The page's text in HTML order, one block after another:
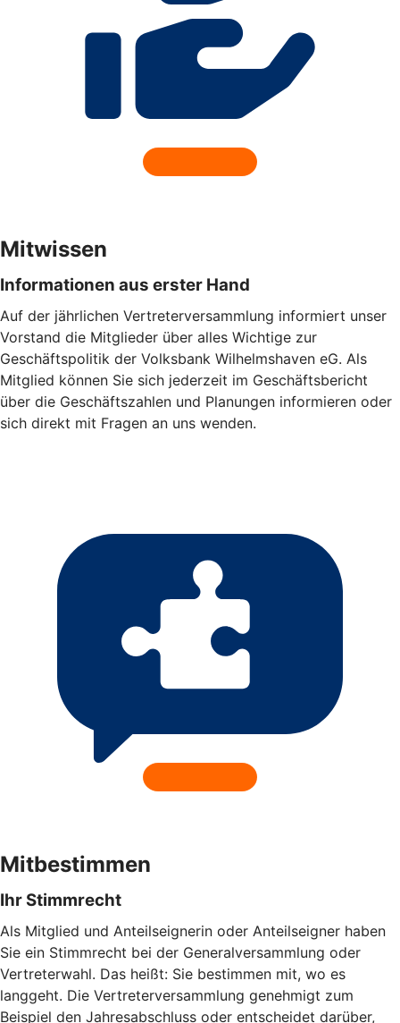
Mitwissen
Informationen aus erster Hand
Auf der jährlichen Vertreterversammlung informiert unser
Vorstand die Mitglieder über alles Wichtige zur
Geschäftspolitik der Volksbank Wilhelmshaven eG. Als
Mitglied können Sie sich jederzeit im Geschäftsbericht
über die Geschäftszahlen und Planungen informieren oder
sich direkt mit Fragen an uns wenden.
Mitbestimmen
Ihr Stimmrecht
Als Mitglied und Anteilseignerin oder Anteilseigner haben
Sie ein Stimmrecht bei der Generalversammlung oder
Vertreterwahl. Das heißt: Sie bestimmen mit, wo es
langgeht. Die Vertreterversammlung genehmigt zum
Beispiel den Jahresabschluss oder entscheidet darüber,